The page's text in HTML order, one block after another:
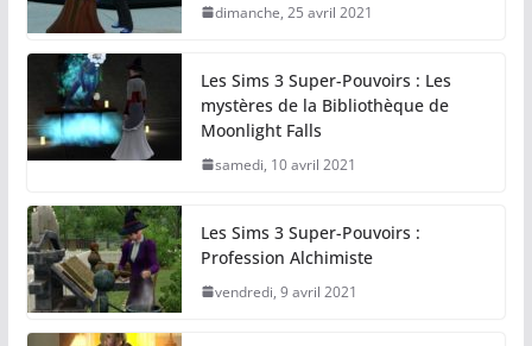
dimanche, 25 avril 2021
Les Sims 3 Super-Pouvoirs : Les
mystères de la Bibliothèque de
Moonlight Falls
samedi, 10 avril 2021
Les Sims 3 Super-Pouvoirs :
Profession Alchimiste
vendredi, 9 avril 2021